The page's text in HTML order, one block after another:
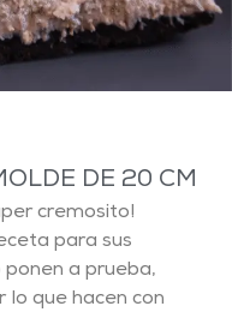
DE 20 CM
cremosito!
para sus
ponen a prueba,
lo que hacen con